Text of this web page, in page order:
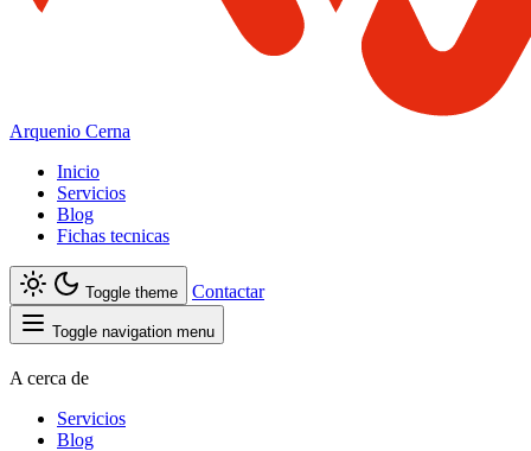
Arquenio Cerna
Inicio
Servicios
Blog
Fichas tecnicas
Toggle theme Contactar
Toggle navigation menu
A cerca de
Servicios
Blog